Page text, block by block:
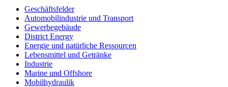
Geschäftsfelder
Automobilindustrie und Transport
Gewerbegebäude
District Energy
Energie und natürliche Ressourcen
Lebensmittel und Getränke
Industrie
Marine und Offshore
Mobilhydraulik